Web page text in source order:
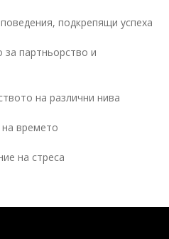
подкрепящи успеха
за партньорство и
на различни нива
времето
на стреса